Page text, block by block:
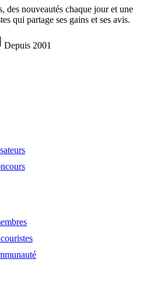
des nouveautés chaque jour et une
qui partage ses gains et ses avis.
Depuis 2001